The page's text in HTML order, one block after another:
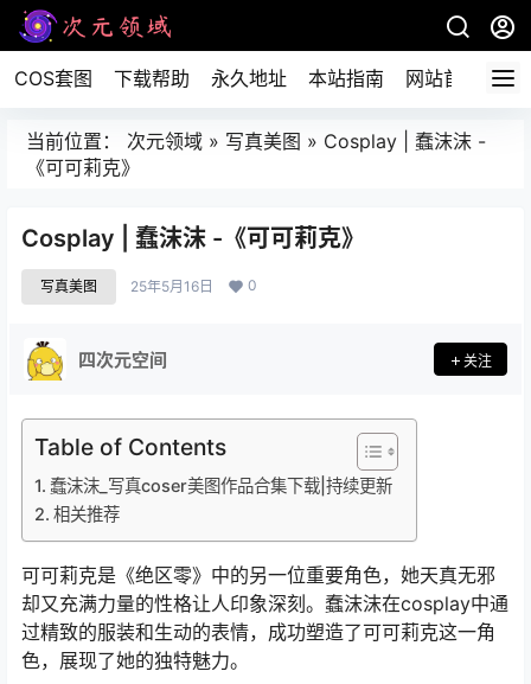
COS套图 下载帮助 永久地址 本站指南 网站首页
当前位置： 次元领域 » 写真美图 » Cosplay | 蠢沫沫 -
《可可莉克》
Cosplay | 蠢沫沫 -《可可莉克》
写真美图 25年5月16日 0
四次元空间 关注
Table of Contents
蠢沫沫_写真coser美图作品合集下载|持续更新
相关推荐
可可莉克是《绝区零》中的另一位重要角色，她天真无邪
却又充满力量的性格让人印象深刻。蠢沫沫在cosplay中通
过精致的服装和生动的表情，成功塑造了可可莉克这一角
色，展现了她的独特魅力。